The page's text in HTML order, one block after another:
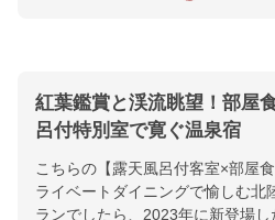
紅葉鑑賞と渓流眺望！部屋
呂付特別室で寛ぐ温泉宿
こちらの【露天風呂付客室×部屋
ライベートダイニングで愉しむ北
ランでしたら、2023年に新登場